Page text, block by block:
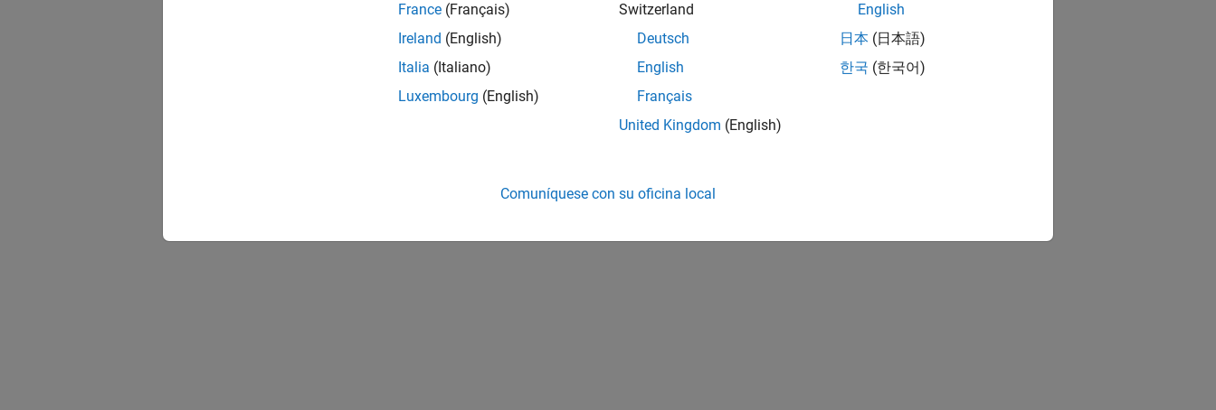
France (Français)
Ireland (English)
Italia (Italiano)
Luxembourg (English)
Switzerland
Deutsch
English
Français
United Kingdom (English)
English
日本 (日本語)
한국 (한국어)
Comuníquese con su oficina local